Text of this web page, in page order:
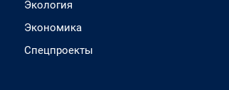
Экология
Экономика
Спецпроекты